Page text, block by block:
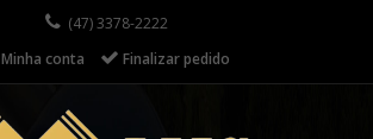
(47) 3378-2222
Minha conta
Finalizar pedido